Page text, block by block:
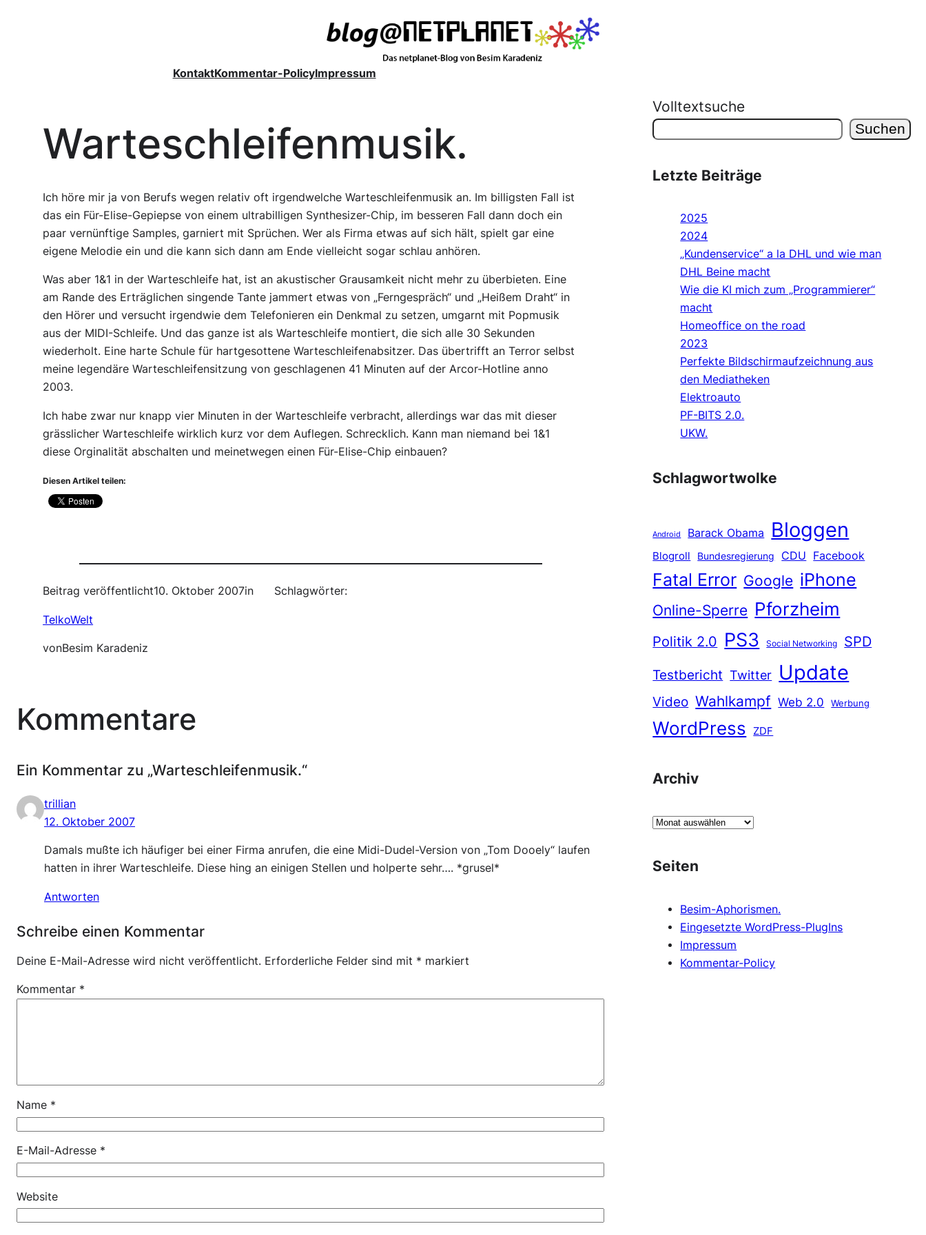
KontaktKommentar-PolicyImpressum
Warteschleifenmusik.
Ich höre mir ja von Berufs wegen relativ oft irgendwelche Warteschleifenmusik an. Im billigsten Fall ist
das ein Für-Elise-Gepiepse von einem ultrabilligen Synthesizer-Chip, im besseren Fall dann doch ein
paar vernünftige Samples, garniert mit Sprüchen. Wer als Firma etwas auf sich hält, spielt gar eine
eigene Melodie ein und die kann sich dann am Ende vielleicht sogar schlau anhören.
Was aber 1&1 in der Warteschleife hat, ist an akustischer Grausamkeit nicht mehr zu überbieten. Eine
am Rande des Erträglichen singende Tante jammert etwas von „Ferngespräch“ und „Heißem Draht“ in
den Hörer und versucht irgendwie dem Telefonieren ein Denkmal zu setzen, umgarnt mit Popmusik
aus der MIDI-Schleife. Und das ganze ist als Warteschleife montiert, die sich alle 30 Sekunden
wiederholt. Eine harte Schule für hartgesottene Warteschleifenabsitzer. Das übertrifft an Terror selbst
meine legendäre Warteschleifensitzung von geschlagenen 41 Minuten auf der Arcor-Hotline anno
2003.
Ich habe zwar nur knapp vier Minuten in der Warteschleife verbracht, allerdings war das mit dieser
grässlicher Warteschleife wirklich kurz vor dem Auflegen. Schrecklich. Kann man niemand bei 1&1
diese Orginalität abschalten und meinetwegen einen Für-Elise-Chip einbauen?
Diesen Artikel teilen:
Beitrag veröffentlicht10. Oktober 2007in
TelkoWelt
vonBesim Karadeniz
Schlagwörter:
Kommentare
Ein Kommentar zu „Warteschleifenmusik.“
trillian
12. Oktober 2007
Damals mußte ich häufiger bei einer Firma anrufen, die eine Midi-Dudel-Version von „Tom Dooely“ laufen
hatten in ihrer Warteschleife. Diese hing an einigen Stellen und holperte sehr…. *grusel*
Antworten
Schreibe einen Kommentar
Deine E-Mail-Adresse wird nicht veröffentlicht. Erforderliche Felder sind mit * markiert
Kommentar *
Name *
E-Mail-Adresse *
Website
Volltextsuche
Suchen
Letzte Beiträge
2025
2024
„Kundenservice“ a la DHL und wie man
DHL Beine macht
Wie die KI mich zum „Programmierer“
macht
Homeoffice on the road
2023
Perfekte Bildschirmaufzeichnung aus
den Mediatheken
Elektroauto
PF-BITS 2.0.
UKW.
Schlagwortwolke
Android Barack Obama Bloggen
Blogroll Bundesregierung CDU Facebook
Fatal Error Google iPhone
Online-Sperre Pforzheim
Politik 2.0 PS3 Social Networking
SPD
Testbericht Twitter Update
Video Wahlkampf Web 2.0 Werbung
WordPress ZDF
Archiv
A
h
Seiten
Besim-Aphorismen.
Eingesetzte WordPress-PlugIns
Impressum
Kommentar-Policy